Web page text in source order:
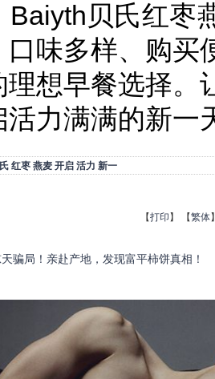
Baiyth贝氏红枣
口味多样、购买
理想早餐选择
活力满满的新一
红枣 燕麦 开启 活力 新一
【打印 】 【繁体
骗局！亲赴产地，发现富平柿饼真相！